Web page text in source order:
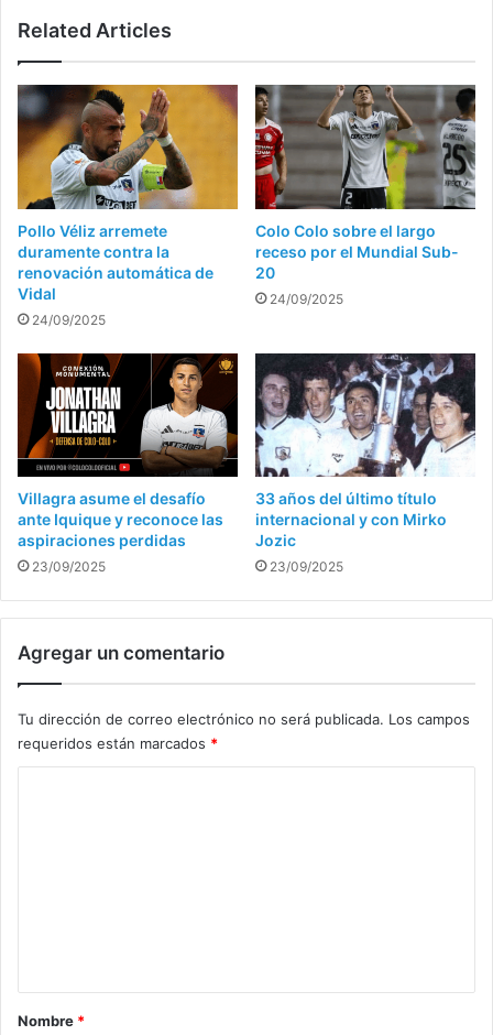
Related Articles
Pollo Véliz arremete
duramente contra la
renovación automática de
Vidal
24/09/2025
Colo Colo sobre el largo
receso por el Mundial Sub-
20
24/09/2025
Villagra asume el desafío
ante Iquique y reconoce las
aspiraciones perdidas
23/09/2025
33 años del último título
internacional y con Mirko
Jozic
23/09/2025
Agregar un comentario
Tu dirección de correo electrónico no será publicada. Los campos
requeridos están marcados *
r
Nombre *